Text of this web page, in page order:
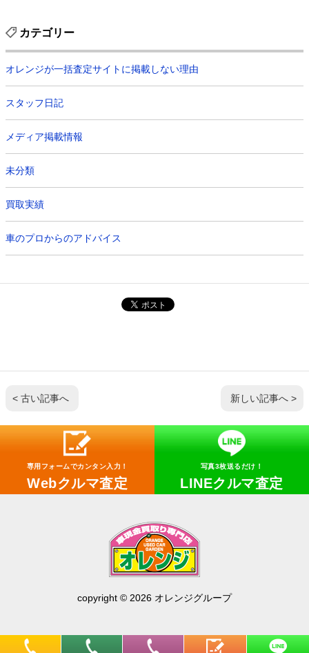
カテゴリー
オレンジが一括査定サイトに掲載しない理由
スタッフ日記
メディア掲載情報
未分類
買取実績
車のプロからのアドバイス
< 古い記事へ 新しい記事へ >
専用フォームでカンタン入力！
Webクルマ査定
写真3枚送るだけ！
LINEクルマ査定
copyright © 2026 オレンジグループ